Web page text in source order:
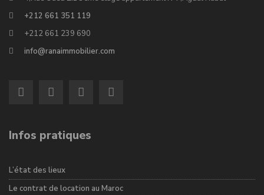
+212 661 351 119
+212 661 239 690
info@ranaimmobilier.com
Infos pratiques
L’état des lieux
Le contrat de location au Maroc